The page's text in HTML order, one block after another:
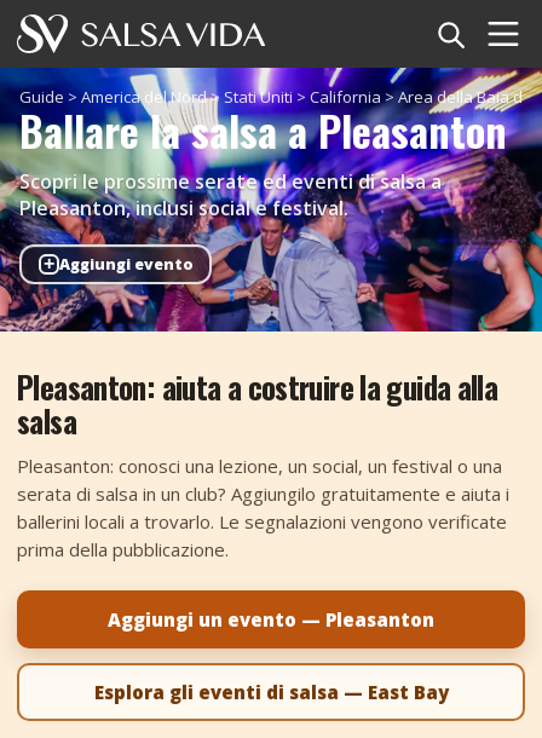
Home
Eventi
Notizie
Articoli
Video
Glossario della salsa
TuneTempo
Guide > America del Nord> Stati Uniti > California >Area della Baia di
Ballare la salsa a Pleasanton
Scopri le prossime serate ed eventi di salsa a
Pleasanton, inclusi social e festival.
+ Aggiungi evento
Pleasanton: aiuta a costruire la guida alla
salsa
Pleasanton: conosci una lezione, un social, un festival o una
serata di salsa in un club? Aggiungilo gratuitamente e aiuta i
ballerini locali a trovarlo. Le segnalazioni vengono verificate
prima della pubblicazione.
Aggiungi un evento — Pleasanton
Esplora gli eventi di salsa — East Bay